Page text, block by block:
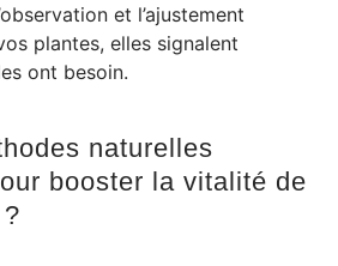
et l’ajustement
plantes, elles signalent
ont besoin.
naturelles
booster la vitalité de